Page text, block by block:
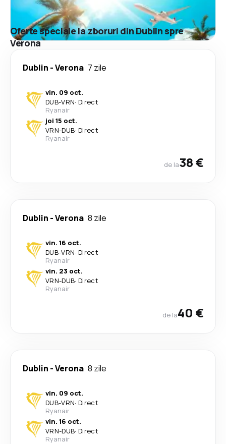
Oferte speciale la zboruri din Dublin spre
Verona
Dublin -Verona 7 zile
vin. 09 oct.
DUB-VRN· Direct
Ryanair
joi 15 oct.
VRN-DUB· Direct
Ryanair
de la38 €
Dublin -Verona 8 zile
vin. 16 oct.
DUB-VRN· Direct
Ryanair
vin. 23 oct.
VRN-DUB· Direct
Ryanair
de la40 €
Dublin -Verona 8 zile
vin. 09 oct.
DUB-VRN· Direct
Ryanair
vin. 16 oct.
VRN-DUB· Direct
Ryanair